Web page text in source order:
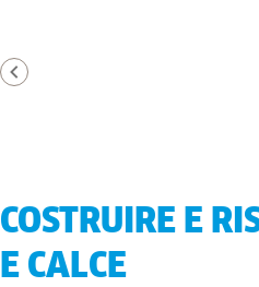
COSTRUIRE E
E CALCE